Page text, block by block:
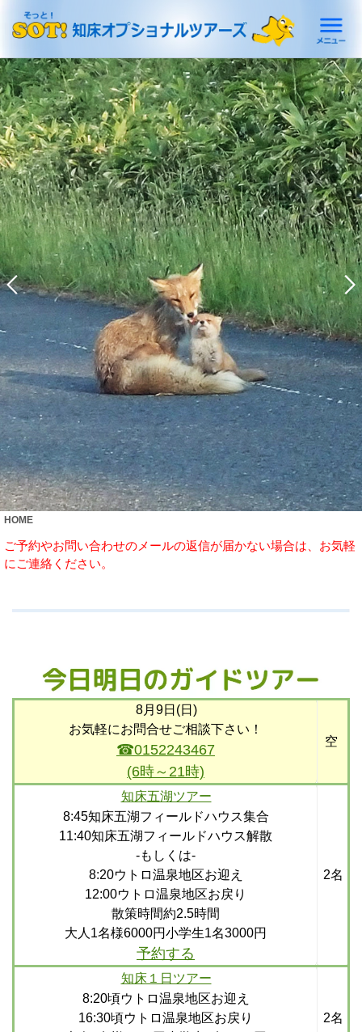
知床１日ガイドツアー
HOME
ご予約やお問い合わせのメールの返信が届かない場合は、お気軽
にご連絡ください。
8月9日(日)
お気軽にお問合せご相談下さい！
☎0152243467
(6時～21時)
空
知床五湖ツアー
8:45知床五湖フィールドハウス集合
11:40知床五湖フィールドハウス解散
-もしくは-
8:20ウトロ温泉地区お迎え
12:00ウトロ温泉地区お戻り
散策時間約2.5時間
大人1名様6000円小学生1名3000円
予約する
2名
知床１日ツアー
8:20頃ウトロ温泉地区お迎え
16:30頃ウトロ温泉地区お戻り
2名